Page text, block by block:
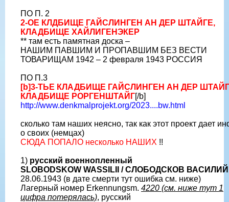
ПО П. 2
2-ОЕ КЛДБИЩЕ ГАЙСЛИНГЕН АН ДЕР ШТАЙГЕ,
КЛАДБИЩЕ ХАЙЛИГЕНЭКЕР
** там есть памятная доска –
НАШИМ ПАВШИМ И ПРОПАВШИМ БЕЗ ВЕСТИ
ТОВАРИЩАМ 1942 – 2 февраля 1943 РОССИЯ
ПО П.3
[b]3-ТЬЕ КЛАДБИЩЕ ГАЙСЛИНГЕН АН ДЕР
КЛАДБИЩЕ РОРГЕНШТАЙГ[/b]
http://www.denkmalprojekt.org/2023....bw.html
сколько там наших неясно, так как этот проект дает
о своих (немцах)
СЮДА ПОПАЛО несколько НАШИХ !!
1) русский военнопленный
SLOBODSKOW WASSILII / CЛОБОДСКОВ ВАСИЛИЙ
28.06.1943 (в дате смерти тут ошибка см. ниже)
Лагерный номер Erkennungsm. 4220 (см. ниже тут 1
цифра потерялась), русский